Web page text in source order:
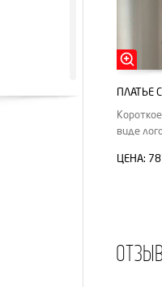
ПЛАТЬЕ
виде
ЦЕНА: